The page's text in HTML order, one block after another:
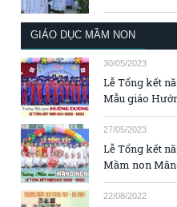
GIÁO DỤC MẦM NON
30/05/2023
Lễ Tổng kết
Mẫu giáo
27/05/2023
Lễ Tổng kết
Mầm non
22/08/2022